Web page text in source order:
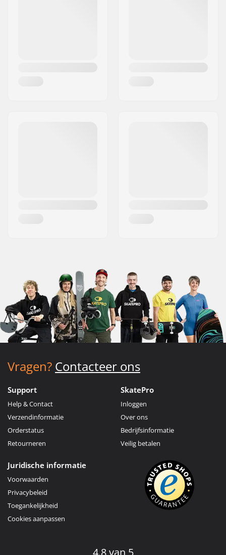
Vragen? Contacteer ons
Support
Help & Contact
Verzendinformatie
Orderstatus
Retourneren
SkatePro
Inloggen
Over ons
Bedrijfsinformatie
Veilig betalen
Juridische informatie
Voorwaarden
Privacybeleid
Toegankelijkheid
Cookies aanpassen